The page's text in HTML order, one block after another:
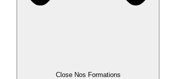
Close Nos Formations